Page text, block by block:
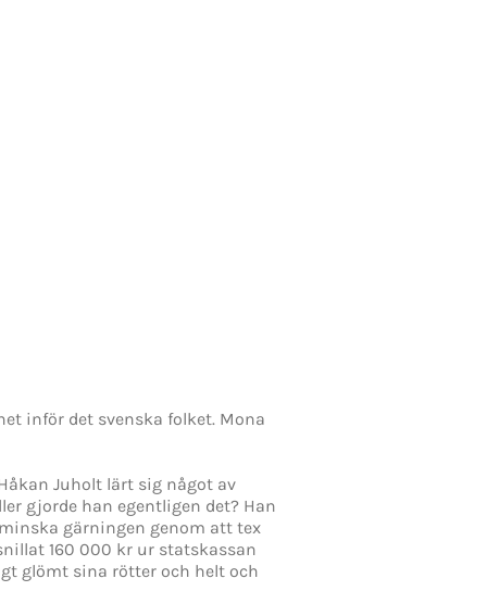
inför det svenska folket. Mona
Juholt lärt sig något av
gjorde han egentligen det? Han
gärningen genom att tex
160 000 kr ur statskassan
glömt sina rötter och helt och